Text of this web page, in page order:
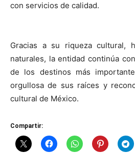
con servicios de calidad.
Gracias a su riqueza cultural,
naturales, la entidad continúa
de los destinos más
orgullosa de sus raíces y
cultural de México.
Compartir: